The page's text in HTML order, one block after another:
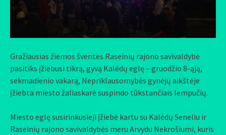
Gražiausias žiemos šventes Raseinių rajono savivaldybė
pasitiks įžiebusi tikrą, gyvą Kalėdų eglę – gruodžio 8-ąją,
sekmadienio vakarą, Nepriklausomybės gynėjų aikštėje
įžiebta miesto žaliaskarė suspindo tūkstančiais lempučių.
Miesto eglę susirinkusieji įžiebė kartu su Kalėdų Seneliu ir
Raseinių rajono savivaldybės meru Arvydu Nekrošiumi, kuris